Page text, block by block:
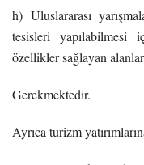
h) Uluslararası
tesisleri
özellikler sağlayan
Gerekmektedir.
Ayrıca turizm